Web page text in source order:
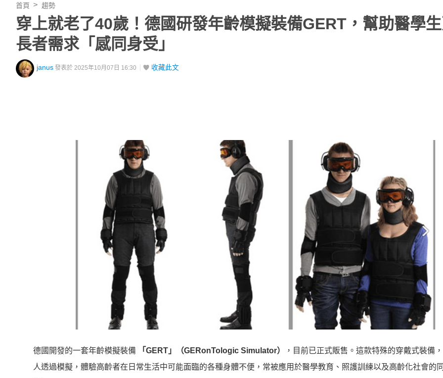
首頁 趨勢
穿上就老了40歲！德國研發年齡模擬裝備GERT，幫助醫學
長者需求「感同身受」
janus 發表於 2025年10月07日 16:30 收藏此文
德國開發的一套年齡模擬裝備 「GERT」（GERonTologic Simulator）
，目前已正式販售。這款特殊的穿戴式裝備
人透過模擬，體驗高齡者在日常生活中可能面臨的各種身體不便，常被應用於醫學教育、照護訓練以及高齡化社會的